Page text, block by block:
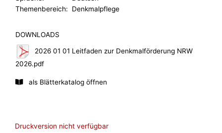
Themenbereich:
Denkmalpflege
DOWNLOADS
2026 01 01 Leitfaden zur Denkmalförderung NRW
2026.pdf
als Blätterkatalog öffnen
Druckversion nicht verfügbar